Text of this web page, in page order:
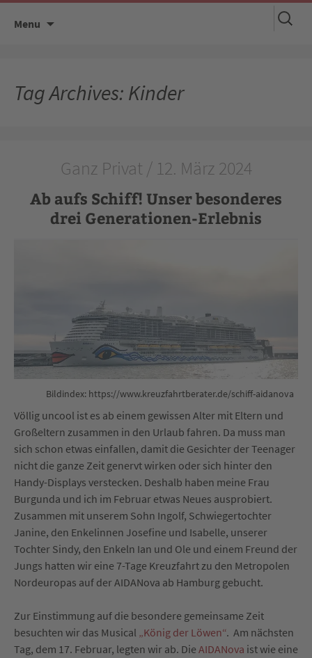
Menu
Suchen
nach:
Tag Archives: Kinder
Ganz Privat / 12. März 2024
Ab aufs Schiff! Unser besonderes
drei Generationen-Erlebnis
Bildindex: https://www.kreuzfahrtberater.de/schiff-aidanova
Völlig uncool ist es ab einem gewissen Alter mit Eltern und
Großeltern zusammen in den Urlaub fahren. Da muss man
sich schon etwas einfallen, damit die Gesichter der Teenager
nicht die ganze Zeit genervt wirken oder sich hinter den
Handy-Displays verstecken. Deshalb haben meine Frau
Burgunda und ich im Februar etwas Neues ausprobiert.
Zusammen mit unserem Sohn Ingolf, Schwiegertochter
Janine, den Enkelinnen Josefine und Isabelle, unserer
Tochter Sindy, den Enkeln Ian und Ole und einem Freund der
Jungs hatten wir eine 7-Tage Kreuzfahrt zu den Metropolen
Nordeuropas auf der AIDANova ab Hamburg gebucht.
Zur Einstimmung auf die besondere gemeinsame Zeit
besuchten wir das Musical „König der Löwen“. Am nächsten
Tag, dem 17. Februar, legten wir ab. Die AIDANova ist wie eine